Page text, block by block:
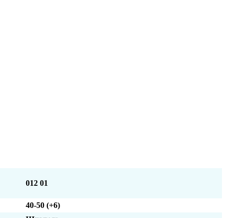
012 01
40-50 (+6)